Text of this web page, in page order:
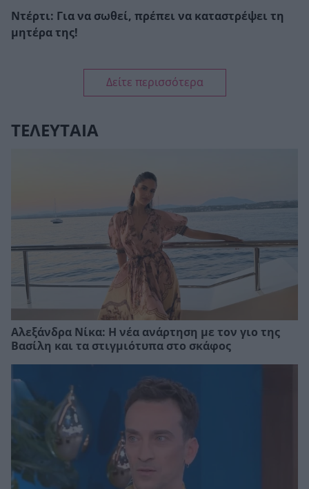
Ντέρτι: Για να σωθεί, πρέπει να καταστρέψει τη
μητέρα της!
Δείτε περισσότερα
ΤΕΛΕΥΤΑΙΑ
Αλεξάνδρα Νίκα: Η νέα ανάρτηση με τον γιο της
Βασίλη και τα στιγμιότυπα στο σκάφος